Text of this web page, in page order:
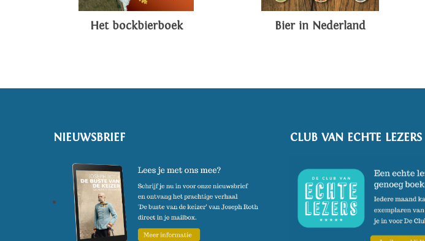
Het bockbierboek Bier in Nederland
NIEUWSBRIEF CLUB VAN ECHTE LEZERS